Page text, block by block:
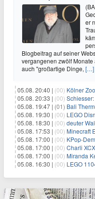
er
Blogbeitrag auf seiner
vergangenen zwölf
auch "großartige Dinge, […]
05.08. 20:40 | (00) Kölner Zoo
05.08. 20:33 | (00) Schiesser:
05.08. 19:47 | (01) Bali Therme inkl.
05.08. 19:30 | (00) LEGO
05.08. 18:30 | (00) deuter
05.08. 17:53 | (00) Minecraft
05.08. 17:00 | (00) KPop-Demon-
05.08. 17:00 | (00) Charli
05.08. 17:00 | (00) Miranda
05.08. 16:30 | (00) LEGO